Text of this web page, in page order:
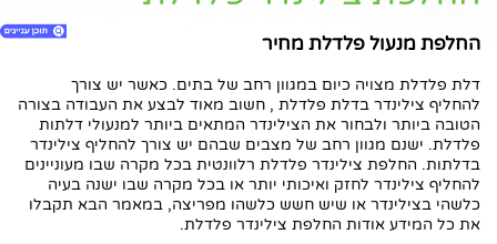
1. החלפת צילינדר פלדלת
2. השאירו את הפרטים ואנו ניצור אתכם קשר
3. חפשו דלת מתאימה
4. החלפת מנעול פלדלת מחיר
5. החלפת צילינדר פלדלת מחיר
החלפת מנעול פלדלת מחיר
דלת פלדלת מצויה כיום במגוון רחב של בתים. כאשר יש צורך
להחליף צילינדר בדלת פלדלת , חשוב מאוד לבצע את העבודה בצורה
הטובה ביותר ולבחור את הצילינדר המתאים ביותר למנעולי דלתות
פלדלת. ישנם מגוון רחב של מצבים שבהם יש צורך להחליף צילינדר
בדלתות. החלפת צילינדר פלדלת רלוונטית בכל מקרה שבו מעוניינים
להחליף צילינדר לחזק ואיכותי יותר או בכל מקרה שבו ישנה בעיה
כלשהי בצילינדר או שיש חשש כלשהו מפריצה, במאמר הבא תקבלו
את כל המידע אודות החלפת צילינדר פלדלת.